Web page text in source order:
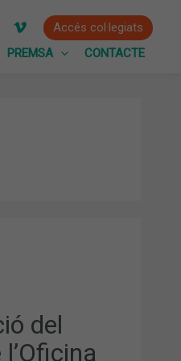
Accés col·legiats
PREMSA CONTACTE
del